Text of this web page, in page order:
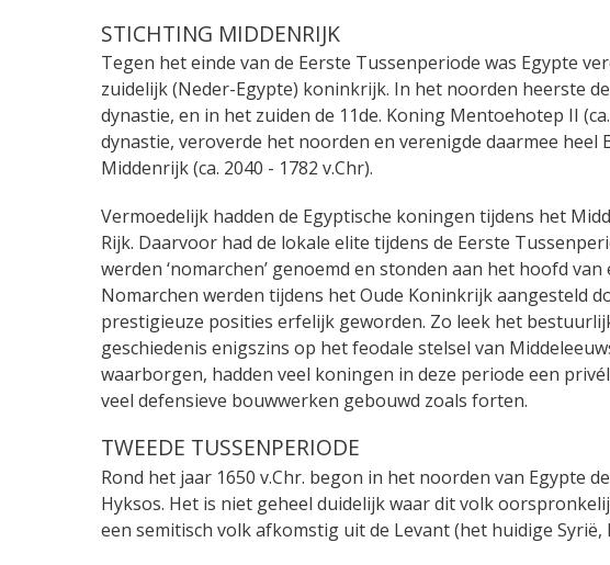
STICHTING MIDDENRIJK
Tegen het einde van de Eerste Tussenperiode was Egypte
zuidelijk (Neder-Egypte) koninkrijk. In het noorden heerste
dynastie, en in het zuiden de 11de. Koning Mentoehotep II
dynastie, veroverde het noorden en verenigde daarmee heel
Middenrijk (ca. 2040 - 1782 v.Chr).
Vermoedelijk hadden de Egyptische koningen tijdens het
Rijk. Daarvoor had de lokale elite tijdens de Eerste
werden ‘nomarchen’ genoemd en stonden aan het hoofd
Nomarchen werden tijdens het Oude Koninkrijk aangesteld
prestigieuze posities erfelijk geworden. Zo leek het
geschiedenis enigszins op het feodale stelsel van
waarborgen, hadden veel koningen in deze periode een
veel defensieve bouwwerken gebouwd zoals forten.
TWEEDE TUSSENPERIODE
Rond het jaar 1650 v.Chr. begon in het noorden van Egypte
Hyksos. Het is niet geheel duidelijk waar dit volk
een semitisch volk afkomstig uit de Levant (het huidige Syrië,